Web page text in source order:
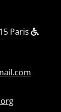
Paris